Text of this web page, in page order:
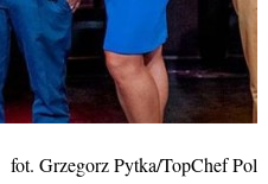
fot. Grzegorz Pytka/TopChef